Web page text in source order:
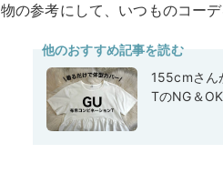
物の参考にして、いつものコー
他のおすすめ記事を読む
155cmさん
TのNG＆